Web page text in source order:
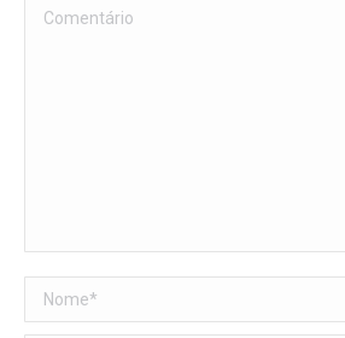
Comentário
Nome *